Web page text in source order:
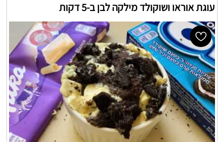
עוגת אוראו ושוקולד מילקה לבן ב-5 דקות